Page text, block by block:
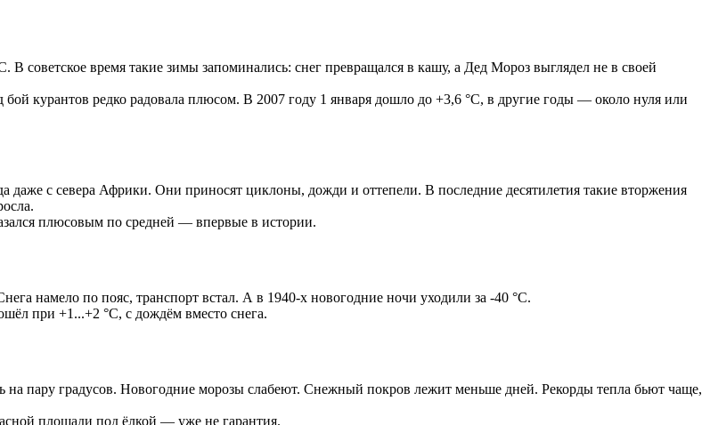
В советское время такие зимы запоминались: снег превращался в кашу, а Дед Мороз выглядел не в своей
курантов редко радовала плюсом. В 2007 году 1 января дошло до +3,6 °C, в другие годы — около нуля или
с севера Африки. Они приносят циклоны, дожди и оттепели. В последние десятилетия такие вторжения
плюсовым по средней — впервые в истории.
намело по пояс, транспорт встал. А в 1940-х новогодние ночи уходили за -40 °C.
при +1...+2 °C, с дождём вместо снега.
на пару градусов. Новогодние морозы слабеют. Снежный покров лежит меньше дней. Рекорды тепла бьют чаще,
площади под ёлкой — уже не гарантия.